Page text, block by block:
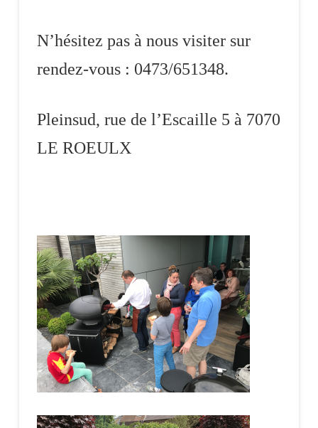
N’hésitez pas à nous visiter sur
rendez-vous : 0473/651348.
Pleinsud, rue de l’Escaille 5 à 7070
LE ROEULX